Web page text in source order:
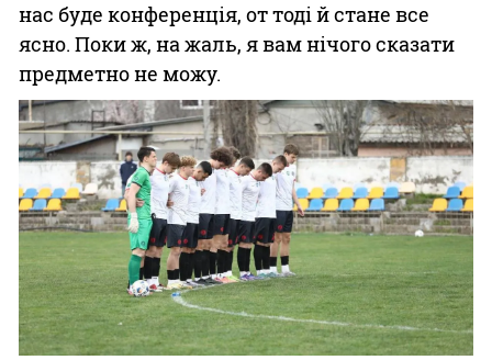
нас буде конференція, от тоді й стане все
ясно. Поки ж, на жаль, я вам нічого сказати
предметно не можу.